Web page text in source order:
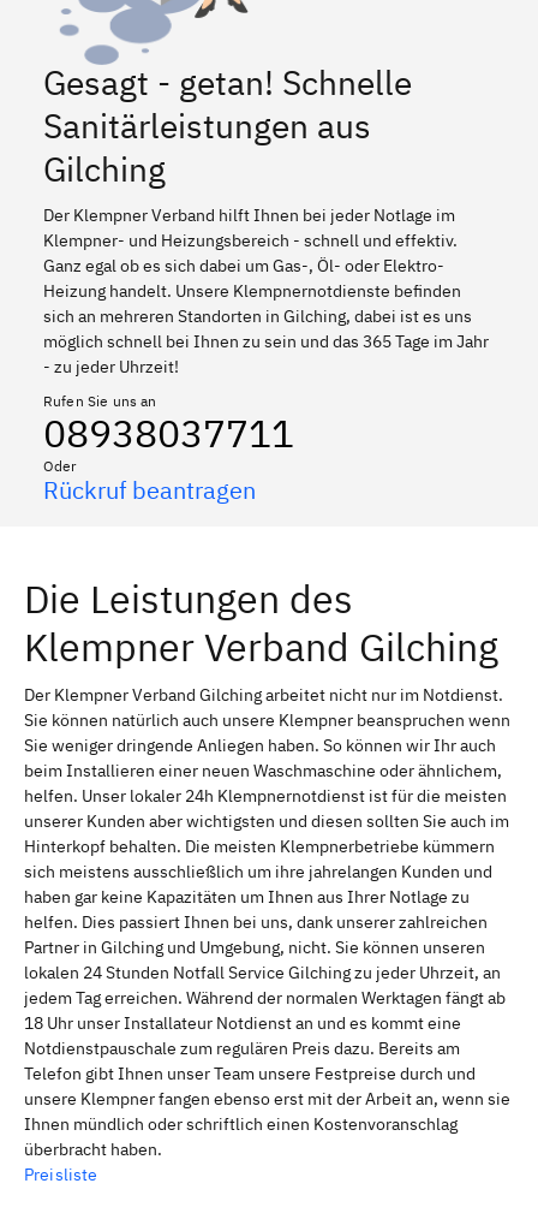
Gesagt - getan! Schnelle
Sanitärleistungen aus
Gilching
Der Klempner Verband hilft Ihnen bei jeder Notlage im
Klempner- und Heizungsbereich - schnell und effektiv.
Ganz egal ob es sich dabei um Gas-, Öl- oder Elektro-
Heizung handelt. Unsere Klempnernotdienste befinden
sich an mehreren Standorten in Gilching, dabei ist es uns
möglich schnell bei Ihnen zu sein und das 365 Tage im Jahr
- zu jeder Uhrzeit!
Rufen Sie uns an
08938037711
Oder
Rückruf beantragen
Die Leistungen des
Klempner Verband Gilching
Der Klempner Verband Gilching arbeitet nicht nur im Notdienst.
Sie können natürlich auch unsere Klempner beanspruchen wenn
Sie weniger dringende Anliegen haben. So können wir Ihr auch
beim Installieren einer neuen Waschmaschine oder ähnlichem,
helfen. Unser lokaler 24h Klempnernotdienst ist für die meisten
unserer Kunden aber wichtigsten und diesen sollten Sie auch im
Hinterkopf behalten. Die meisten Klempnerbetriebe kümmern
sich meistens ausschließlich um ihre jahrelangen Kunden und
haben gar keine Kapazitäten um Ihnen aus Ihrer Notlage zu
helfen. Dies passiert Ihnen bei uns, dank unserer zahlreichen
Partner in Gilching und Umgebung, nicht. Sie können unseren
lokalen 24 Stunden Notfall Service Gilching zu jeder Uhrzeit, an
jedem Tag erreichen. Während der normalen Werktagen fängt ab
18 Uhr unser Installateur Notdienst an und es kommt eine
Notdienstpauschale zum regulären Preis dazu. Bereits am
Telefon gibt Ihnen unser Team unsere Festpreise durch und
unsere Klempner fangen ebenso erst mit der Arbeit an, wenn sie
Ihnen mündlich oder schriftlich einen Kostenvoranschlag
überbracht haben.
Preisliste